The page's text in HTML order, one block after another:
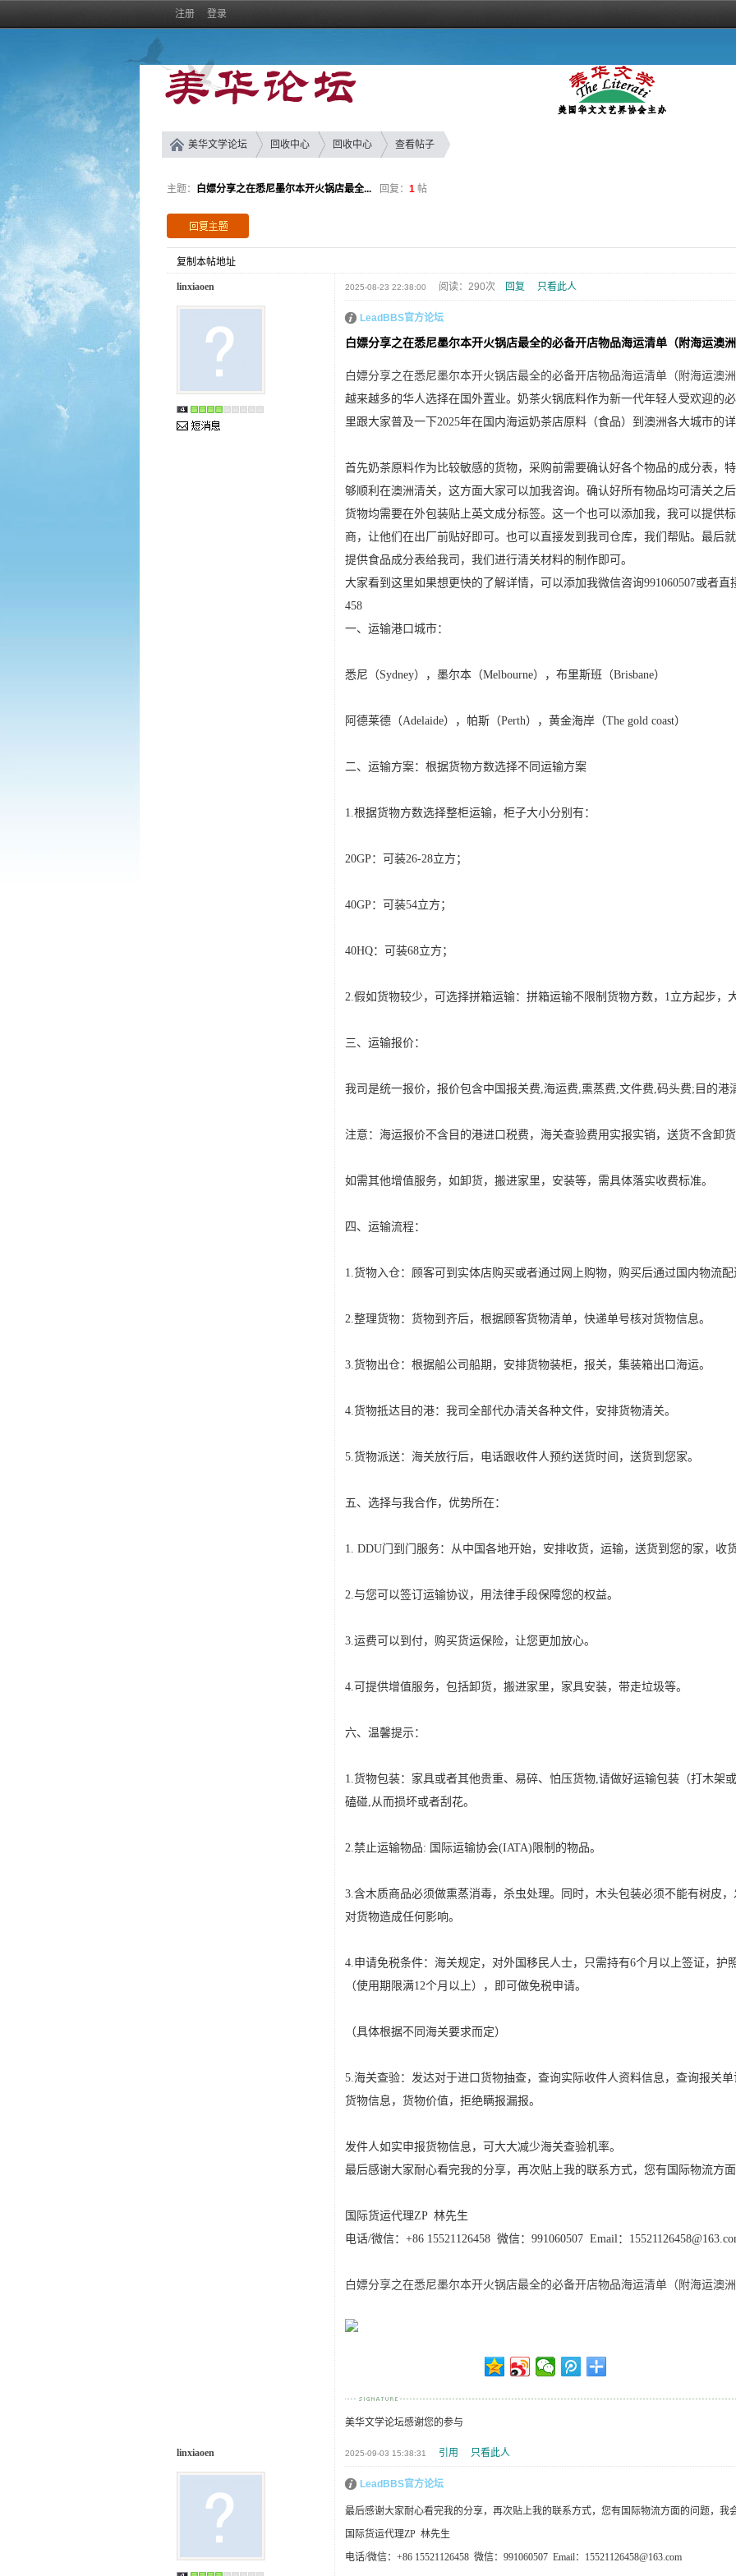
注册 登录
美华文学论坛 回收中心 回收中心 查看帖子
主题： 白嫖分享之在悉尼墨尔本开火锅店最全... 回复： 1 帖
复制本帖地址
linxiaoen 2025-08-23 22:38:00 阅读：290次 回复 只看此人
LeadBBS官方论坛
白嫖分享之在悉尼墨尔本开火锅店最全的必备开店物品海运清单（附海运澳洲
白嫖分享之在悉尼墨尔本开火锅店最全的必备开店物品海运清单（附海运澳洲
越来越多的华人选择在国外置业。奶茶火锅底料作为新一代年轻人受欢迎的
里跟大家普及一下2025年在国内海运奶茶店原料（食品）到澳洲各大城市的详
首先奶茶原料作为比较敏感的货物，采购前需要确认好各个物品的成分表，
够顺利在澳洲清关，这方面大家可以加我咨询。确认好所有物品均可清关之
货物均需要在外包装贴上英文成分标签。这一个也可以添加我，我可以提供
商，让他们在出厂前贴好即可。也可以直接发到我司仓库，我们帮贴。最后
提供食品成分表给我司，我们进行清关材料的制作即可。
大家看到这里如果想更快的了解详情，可以添加我微信咨询991060507或者直
458
一、运输港口城市：
悉尼（Sydney），墨尔本（Melbourne），布里斯班（Brisbane）
阿德莱德（Adelaide），帕斯（Perth），黄金海岸（The gold coast）
二、运输方案：根据货物方数选择不同运输方案
1.根据货物方数选择整柜运输，柜子大小分别有：
20GP：可装26-28立方；
40GP：可装54立方；
40HQ：可装68立方；
2.假如货物较少，可选择拼箱运输：拼箱运输不限制货物方数，1立方起步，
三、运输报价：
我司是统一报价，报价包含中国报关费,海运费,熏蒸费,文件费,码头费;目的港
注意：海运报价不含目的港进口税费，海关查验费用实报实销，送货不含卸货
如需其他增值服务，如卸货，搬进家里，安装等，需具体落实收费标准。
四、运输流程：
1.货物入仓：顾客可到实体店购买或者通过网上购物，购买后通过国内物流配
2.整理货物：货物到齐后，根据顾客货物清单，快递单号核对货物信息。
3.货物出仓：根据船公司船期，安排货物装柜，报关，集装箱出口海运。
4.货物抵达目的港：我司全部代办清关各种文件，安排货物清关。
5.货物派送：海关放行后，电话跟收件人预约送货时间，送货到您家。
五、选择与我合作，优势所在：
1. DDU门到门服务：从中国各地开始，安排收货，运输，送货到您的家，收
2.与您可以签订运输协议，用法律手段保障您的权益。
3.运费可以到付，购买货运保险，让您更加放心。
4.可提供增值服务，包括卸货，搬进家里，家具安装，带走垃圾等。
六、温馨提示：
1.货物包装：家具或者其他贵重、易碎、怕压货物,请做好运输包装（打木架
磕碰,从而损坏或者刮花。
2.禁止运输物品: 国际运输协会(IATA)限制的物品。
3.含木质商品必须做熏蒸消毒，杀虫处理。同时，木头包装必须不能有树皮
对货物造成任何影响。
4.申请免税条件：海关规定，对外国移民人士，只需持有6个月以上签证，护
（使用期限满12个月以上），即可做免税申请。
（具体根据不同海关要求而定）
5.海关查验：发达对于进口货物抽查，查询实际收件人资料信息，查询报关
货物信息，货物价值，拒绝瞒报漏报。
发件人如实申报货物信息，可大大减少海关查验机率。
最后感谢大家耐心看完我的分享，再次贴上我的联系方式，您有国际物流方
国际货运代理ZP 林先生
电话/微信：+86 15521126458 微信：991060507 Email：
白嫖分享之在悉尼墨尔本开火锅店最全的必备开店物品海运清单（附海运澳洲
美华文学论坛感谢您的参与
linxiaoen 2025-09-03 15:38:31 引用 只看此人
LeadBBS官方论坛
最后感谢大家耐心看完我的分享，再次贴上我的联系方式，您有国际物流方面的问题，
国际货运代理ZP 林先生
电话/微信：+86 15521126458 微信：991060507 Email：15521126458@163.com